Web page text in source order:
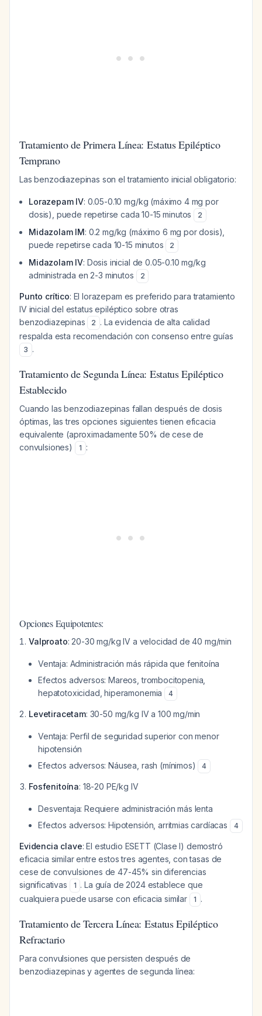
Tratamiento de Primera Línea: Estatus Epiléptico
Temprano
Las benzodiazepinas son el tratamiento inicial obligatorio:
Lorazepam IV: 0.05-0.10 mg/kg (máximo 4 mg por
dosis), puede repetirse cada 10-15 minutos
2
Midazolam IM: 0.2 mg/kg (máximo 6 mg por dosis),
puede repetirse cada 10-15 minutos
2
Midazolam IV: Dosis inicial de 0.05-0.10 mg/kg
administrada en 2-3 minutos
2
Punto crítico: El lorazepam es preferido para tratamiento
IV inicial del estatus epiléptico sobre otras
benzodiazepinas
2 . La evidencia de alta calidad
respalda esta recomendación con consenso entre guías
3 .
Tratamiento de Segunda Línea: Estatus Epiléptico
Establecido
Cuando las benzodiazepinas fallan después de dosis
óptimas, las tres opciones siguientes tienen eficacia
equivalente (aproximadamente 50% de cese de
convulsiones)
1 :
Opciones Equipotentes:
Valproato: 20-30 mg/kg IV a velocidad de 40 mg/min
Ventaja: Administración más rápida que fenitoína
Efectos adversos: Mareos, trombocitopenia,
hepatotoxicidad, hiperamonemia
4
Levetiracetam: 30-50 mg/kg IV a 100 mg/min
Ventaja: Perfil de seguridad superior con menor
hipotensión
Efectos adversos: Náusea, rash (mínimos)
4
Fosfenitoína: 18-20 PE/kg IV
Desventaja: Requiere administración más lenta
Efectos adversos: Hipotensión, arritmias cardíacas
4
Evidencia clave: El estudio ESETT (Clase I) demostró
eficacia similar entre estos tres agentes, con tasas de
cese de convulsiones de 47-45% sin diferencias
significativas
1 . La guía de 2024 establece que
cualquiera puede usarse con eficacia similar
1 .
Tratamiento de Tercera Línea: Estatus Epiléptico
Refractario
Para convulsiones que persisten después de
benzodiazepinas y agentes de segunda línea: